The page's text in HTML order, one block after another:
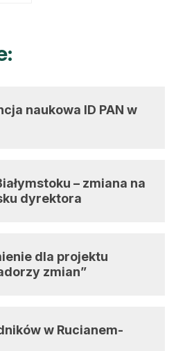
naukowa ID PAN w
– zmiana na
dyrektora
dla projektu
zmian”
w Rucianem-